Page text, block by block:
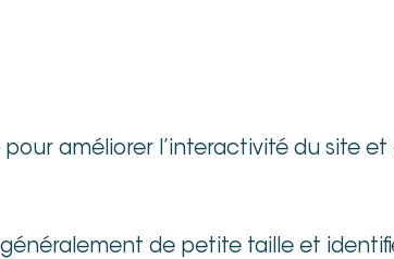
améliorer l’interactivité du site et
généralement de petite taille et